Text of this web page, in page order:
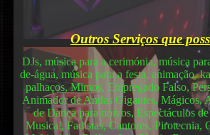
Outros Serviços que
DJs, música para a cerimónia, música
de-água, música para a festa, animação,
palhaços, Mimos, Empregado Falso,
Animador de Andas Gigantes, Mágicos,
de Dança para noivos, Espectáculos
Musical, Fadistas, Cantores, Pirotecnia,